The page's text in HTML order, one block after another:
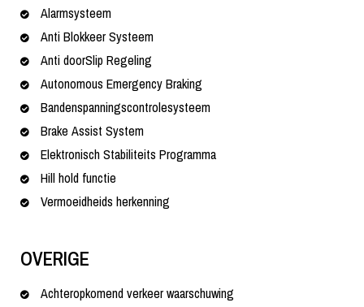
Alarmsysteem
Anti Blokkeer Systeem
Anti doorSlip Regeling
Autonomous Emergency Braking
Bandenspanningscontrolesysteem
Brake Assist System
Elektronisch Stabiliteits Programma
Hill hold functie
Vermoeidheids herkenning
OVERIGE
Achteropkomend verkeer waarschuwing